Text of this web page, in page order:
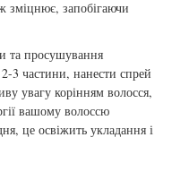
зміцнює, запобігаючи
та просушування
3 частини, нанести спрей
увагу корінням волосся,
вашому волоссю
це освіжить укладання і